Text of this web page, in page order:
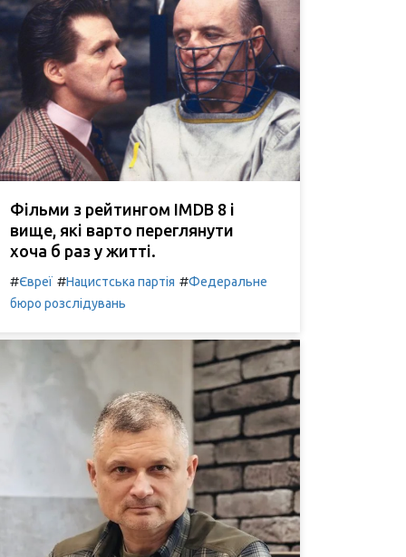
Фільми з рейтингом IMDB 8 і
вище, які варто переглянути
хоча б раз у житті.
#Євреї #Нацистська партія #Федеральне
бюро розслідувань